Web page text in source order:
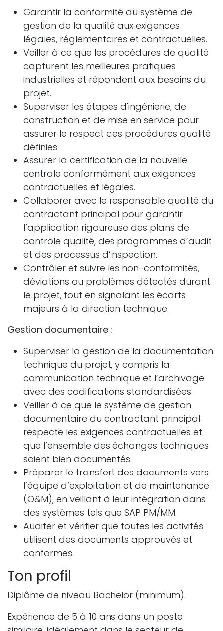
Garantir la conformité du système de
gestion de la qualité aux exigences
légales, réglementaires et contractuelles.
Veiller à ce que les procédures de qualité
capturent les meilleures pratiques
industrielles et répondent aux besoins du
projet.
Superviser les étapes d'ingénierie, de
construction et de mise en service pour
assurer le respect des procédures qualité
définies.
Assurer la certification de la nouvelle
centrale conformément aux exigences
contractuelles et légales.
Collaborer avec le responsable qualité du
contractant principal pour garantir
l’application rigoureuse des plans de
contrôle qualité, des programmes d’audit
et des processus d’inspection.
Contrôler et suivre les non-conformités,
déviations ou problèmes détectés durant
le projet, tout en signalant les écarts
majeurs à la direction technique.
Gestion documentaire :
Superviser la gestion de la documentation
technique du projet, y compris la
communication technique et l’archivage
avec des codifications standardisées.
Veiller à ce que le système de gestion
documentaire du contractant principal
respecte les exigences contractuelles et
que l’ensemble des échanges techniques
soient bien documentés.
Préparer le transfert des documents vers
l’équipe d’exploitation et de maintenance
(O&M), en veillant à leur intégration dans
des systèmes tels que SAP PM/MM.
Auditer et vérifier que toutes les activités
utilisent des documents approuvés et
conformes.
Ton profil
Diplôme de niveau Bachelor (minimum).
Expérience de 5 à 10 ans dans un poste